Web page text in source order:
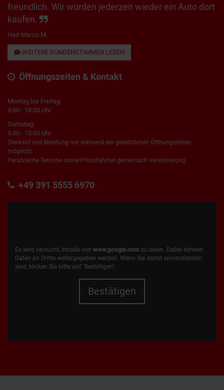
freundlich. Wir würden jederzeit wieder ein Auto dort
kaufen.
Herr Marco M.
WEITERE KUNDENSTIMMEN LESEN
Öffnungszeiten & Kontakt
Montag bis Freitag:
9:00 - 18:00 Uhr
Samstag:
9:00 - 15:00 Uhr
(Verkauf und Beratung nur während der gesetzlichen Öffnungszeiten
möglich)
Persönliche Termine sowie Probefahrten gerne nach Vereinbarung.
+49 391 5555 6970
Es wird versucht, Inhalte von www.google.com zu laden. Dabei können
Daten an Dritte weitergegeben werden. Wenn Sie damit einverstanden
sind, klicken Sie bitte auf "Bestätigen".
Bestätigen